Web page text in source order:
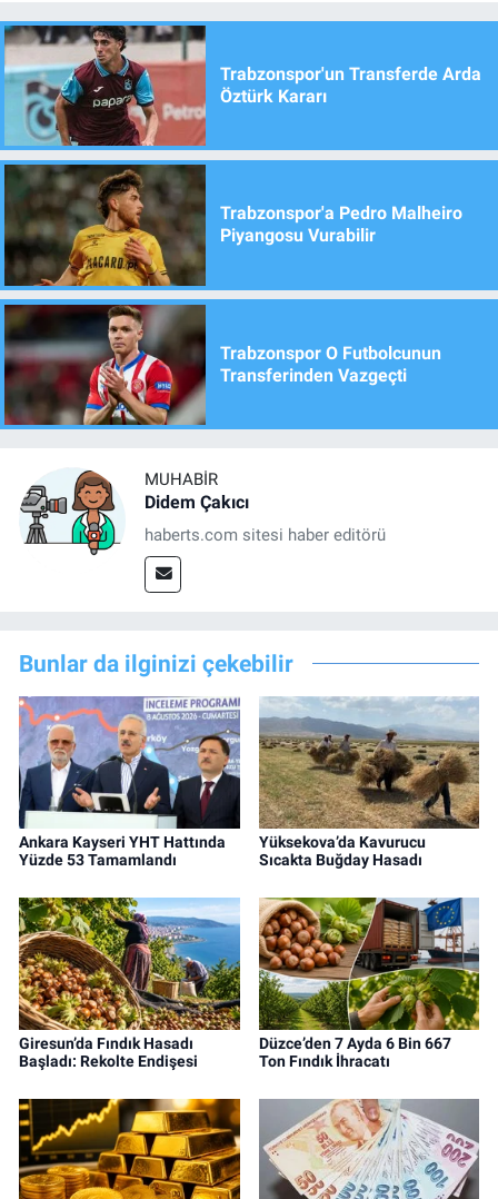
Trabzonspor'un Transferde Arda
Öztürk Kararı
Trabzonspor'a Pedro Malheiro
Piyangosu Vurabilir
Trabzonspor O Futbolcunun
Transferinden Vazgeçti
MUHABIR
Didem Çakıcı
haberts.com sitesi haber editörü
Bunlar da ilginizi çekebilir
Ankara Kayseri YHT Hattında
Yüzde 53 Tamamlandı
Yüksekova’da Kavurucu
Sıcakta Buğday Hasadı
Giresun’da Fındık Hasadı
Başladı: Rekolte Endişesi
Düzce’den 7 Ayda 6 Bin 667
Ton Fındık İhracatı